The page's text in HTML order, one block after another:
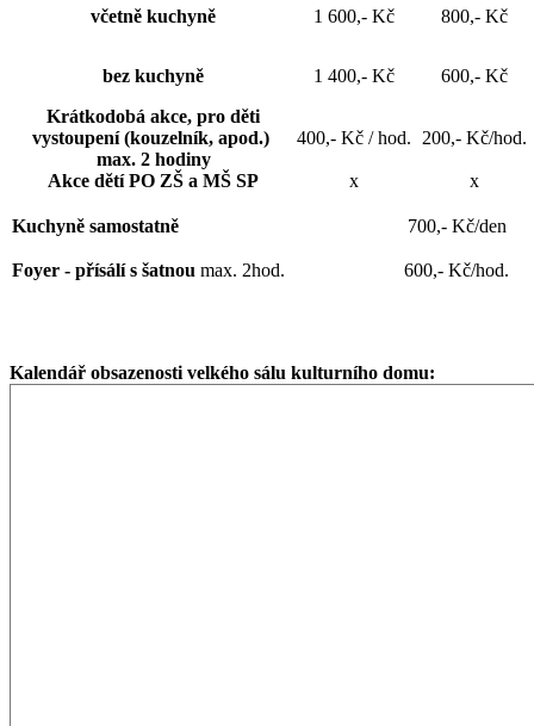
včetně kuchyně 1 600,- Kč 800,- Kč
bez kuchyně 1 400,- Kč
600,- Kč
Krátkodobá akce, pro děti
vystoupení(kouzelník, apod.)
max. 2 hodiny
400,- Kč / hod. 200,- Kč/hod.
Akce dětí PO ZŠ a MŠ SP x x
Kuchyně samostatně 700,- Kč/den
Foyer - přísálí s šatnou max. 2hod. 600,- Kč/hod.
Kalendář obsazenosti velkého sálu kulturního domu: